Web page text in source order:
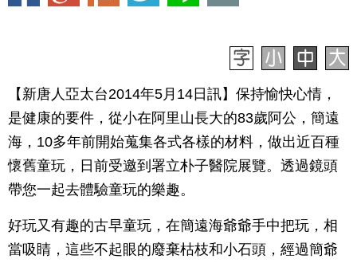
【新唐人亞太台2014年5月14日訊】保持愉快心情，
是健康的要件，從小在阿里山長大的83歲阿公，簡遠
海，10多年前開始蒐集各式各樣的材料，做出近百種
懷舊童玩，日前受邀到署立朴子醫院展覽。透過鏡頭
帶您一起去體驗童玩的樂趣。
好玩又有趣的古早童玩，在簡遠海爺爺手中把玩，相
當吸睛，這些不起眼的廢棄枯枝和小石頭，經過簡爺